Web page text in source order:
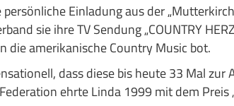
Einladung aus der
sie ihre TV Sendung „COUNTRY
die amerikanische Country Music bot.
dass diese bis heute 33 Mal
ehrte Linda 1999 mit dem Preis